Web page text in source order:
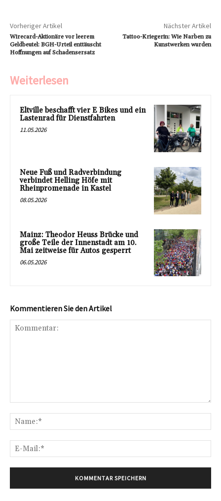
Vorheriger Artikel
Wirecard-Aktionäre vor leerem
Geldbeutel: BGH-Urteil enttäuscht
Hoffnungen auf Schadensersatz
Nächster Artikel
Tattoo-Kriegerin: Wie Narben zu
Kunstwerken wurden
Weiterlesen
Eltville beschafft vier E Bikes und ein
Lastenrad für Dienstfahrten
11.05.2026
Neue Fuß und Radverbindung
verbindet Helling Höfe mit
Rheinpromenade in Kastel
08.05.2026
Mainz: Theodor Heuss Brücke und
große Teile der Innenstadt am 10.
Mai zeitweise für Autos gesperrt
06.05.2026
Kommentieren Sie den Artikel